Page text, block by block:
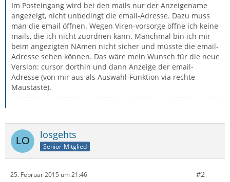
Im Posteingang wird bei den mails nur der Anzeigename
angezeigt, nicht unbedingt die email-Adresse. Dazu muss
man die email öffnen. Wegen Viren-vorsorge öffne ich keine
mails, die ich nicht zuordnen kann. Manchmal bin ich mir
beim angezigten NAmen nicht sicher und müsste die email-
Adresse sehen können. Das wäre mein Wunsch für die neue
Version: cursor dorthin und dann Anzeige der email-
Adresse (von mir aus als Auswahl-Funktion via rechte
Maustaste).
losgehts
Senior-Mitglied
25. Februar 2015 um 21:46 #2